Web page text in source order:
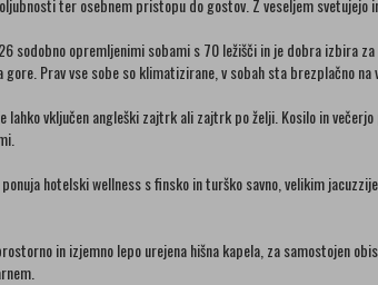
ter osebnem pristopu do gostov. Z veseljem
sodobno opremljenimi sobami s 70 ležišči in je dobra izbira
gore. Prav vse sobe so klimatizirane, v sobah sta brezplačno
je lahko vključen angleški zajtrk ali zajtrk po želji. Kosilo in
ponuja hotelski wellness s finsko in turško savno, velikim
prostorno in izjemno lepo urejena hišna kapela, za